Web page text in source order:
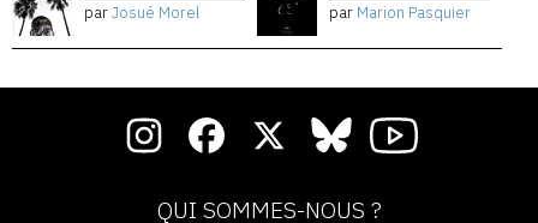
parJosué Morel par Marion Pasquier
QUI SOMMES-NOUS ?